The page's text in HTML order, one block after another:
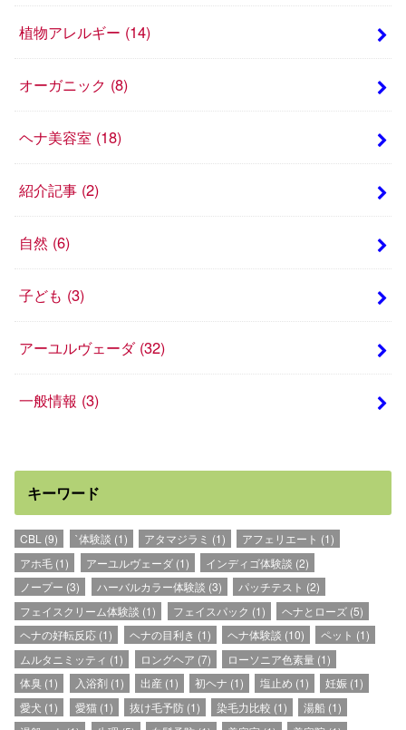
植物アレルギー (14)
オーガニック (8)
ヘナ美容室 (18)
紹介記事 (2)
自然 (6)
子ども (3)
アーユルヴェーダ (32)
一般情報 (3)
キーワード
CBL (9) `体験談 (1) アタマジラミ (1) アフェリエート (1)
アホ毛 (1) アーユルヴェーダ(1) インディゴ体験談 (2)
ノープー (3) ハーバルカラー体験談 (3) パッチテスト (2)
フェイスクリーム体験談 (1) フェイスパック (1) ヘナとローズ(5)
ヘナの好転反応 (1) ヘナの目利き (1) ヘナ体験談 (10) ペット (1)
ムルタニミッティ (1) ロングヘア (7) ローソニア色素量(1)
体臭 (1) 入浴剤(1) 出産(1) 初ヘナ (1) 塩止め (1) 妊娠 (1)
愛犬 (1) 愛猫(1) 抜け毛予防(1) 染毛力比較 (1) 湯船 (1)